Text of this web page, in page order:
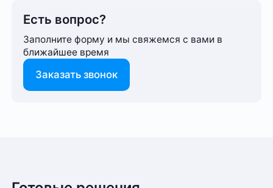
Есть вопрос?
Заполните форму и мы свяжемся с вами в
ближайшее время
Заказать звонок
свяжется менеджер для уточнения деталей